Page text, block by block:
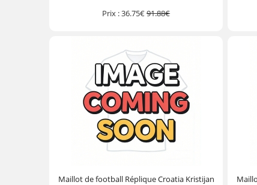
Prix :36.75€91.88€
Maillot de football Réplique Croatia Kristijan